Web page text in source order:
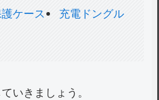
ケース
充電ドングル
いきましょう。